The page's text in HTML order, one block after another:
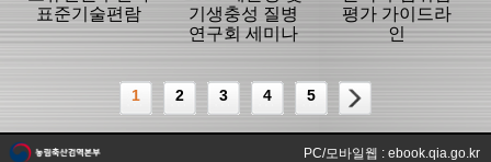
표준기술편람
기생충성 질병
연구회 세미나
평가 가이드라
인
1 2 3 4 5
PC/모바일웹 : ebook.qia.go.kr